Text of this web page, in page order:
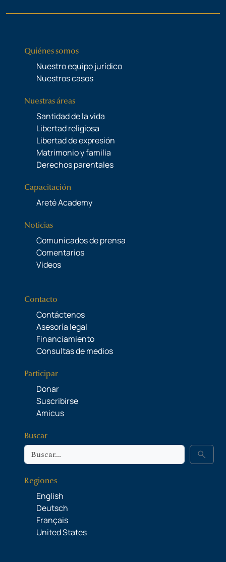
Quiénes somos
Nuestro equipo jurídico
Nuestros casos
Nuestras áreas
Santidad de la vida
Libertad religiosa
Libertad de expresión
Matrimonio y familia
Derechos parentales
Capacitación
Areté Academy
Noticias
Comunicados de prensa
Comentarios
Videos
Contacto
Contáctenos
Asesoría legal
Financiamiento
Consultas de medios
Participar
Donar
Suscribirse
Amicus
Buscar
Buscar search
Regiones
English
Deutsch
Français
United States